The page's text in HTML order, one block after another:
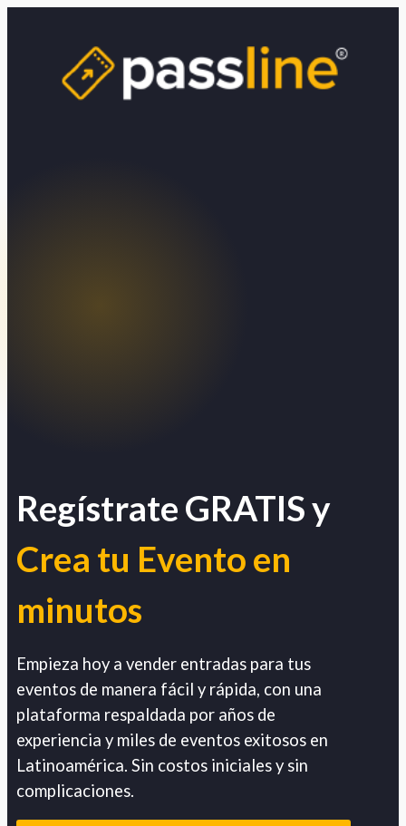
Regístrate GRATIS y
Crea tu Evento en
minutos
Empieza hoy a vender entradas para tus
eventos de manera fácil y rápida, con una
plataforma respaldada por años de
experiencia y miles de eventos exitosos en
Latinoamérica. Sin costos iniciales y sin
complicaciones.